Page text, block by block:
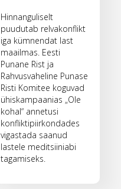
Hinnanguliselt
puudutab relvakonflikt
iga kümnendat last
maailmas. Eesti
Punane Rist ja
Rahvusvaheline Punase
Risti Komitee koguvad
ühiskampaanias „Ole
kohal“ annetusi
konfliktipiirkondades
vigastada saanud
lastele meditsiiniabi
tagamiseks.